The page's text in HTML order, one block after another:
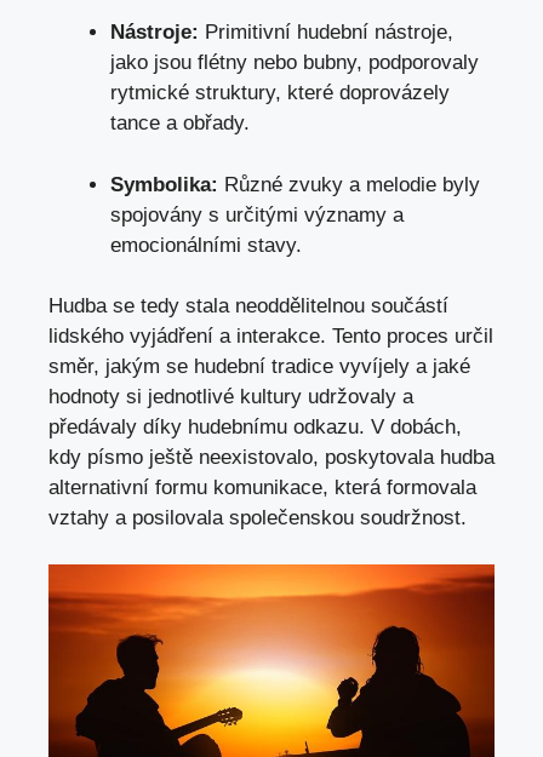
Nástroje: Primitivní hudební nástroje,
jako⁣ jsou flétny‍ nebo bubny, podporovaly
‍rytmické struktury, které doprovázely
tance ​a obřady.
Symbolika: Různé zvuky⁣ a melodie byly
spojovány s určitými významy a
⁤emocionálními⁢ stavy.
Hudba se ‍tedy‍ stala neoddělitelnou součástí
lidského vyjádření a interakce. Tento proces ​určil
směr, jakým se hudební tradice vyvíjely a jaké⁤
hodnoty si jednotlivé kultury udržovaly a
předávaly díky hudebnímu odkazu. V dobách,
kdy písmo ještě neexistovalo, poskytovala hudba
alternativní formu komunikace, která formovala
vztahy a posilovala ‌společenskou soudržnost.